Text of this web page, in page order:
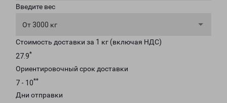
Введите вес
От 3000 кг
Стоимость доставки за 1 кг (включая НДС)
27.9*
Ориентировочный срок доставки
7 - 10**
Дни отправки